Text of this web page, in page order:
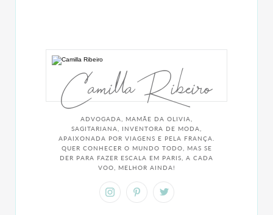
Camilla Ribeiro
ADVOGADA, MAMÃE DA OLIVIA,
SAGITARIANA, INVENTORA DE MODA,
APAIXONADA POR VIAGENS E PELA FRANÇA.
QUER CONHECER O MUNDO TODO, MAS SE
DER PARA FAZER ESCALA EM PARIS, A CADA
VOO, MELHOR AINDA!